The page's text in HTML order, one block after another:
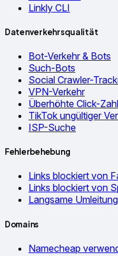
Linkly CLI
Datenverkehrsqualität
Bot-Verkehr & Bots
Such-Bots
Social Crawler-
VPN-Verkehr
Überhöhte Click-
TikTok ungültiger
ISP-Suche
Fehlerbehebung
Links blockiert von
Links blockiert von
Langsame
Domains
Namecheap